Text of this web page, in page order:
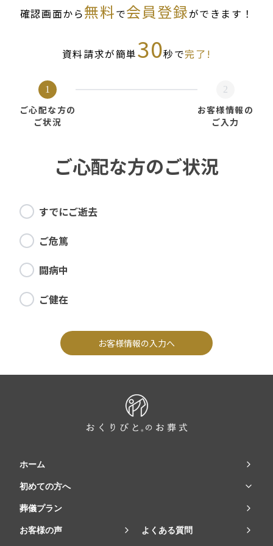
確認画面から無料で会員登録ができます！
資料請求が簡単30秒で完了!
1
ご心配な方の
ご状況
2
お客様情報の
ご入力
ご心配な方のご状況
すでにご逝去
ご危篤
闘病中
ご健在
お客様情報の入力へ
ホーム
初めての方へ
葬儀プラン
お客様の声 よくある質問